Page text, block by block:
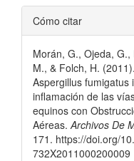
Detalles
del
artículo
Cómo citar
Morán, G., Ojeda,
M., & Folch, H.
Aspergillus fumigatus
inflamación de las
equinos con
Aéreas. Archivos De
171. https://doi.org/
732X2011000200009